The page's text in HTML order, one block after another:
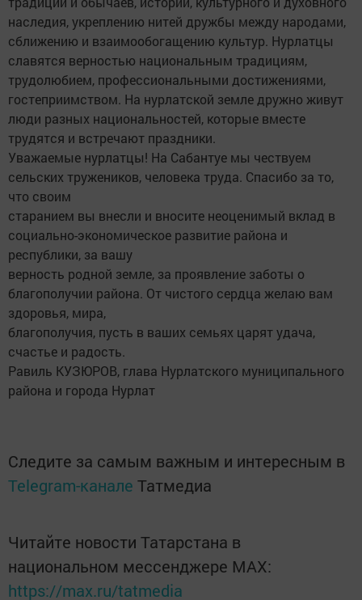
наследия, укреплению нитей дружбы между народами,
сближению и взаимообогащению культур. Нурлатцы
славятся верностью национальным традициям,
трудолюбием, профессиональными достижениями,
гостеприимством. На нурлатской земле дружно живут
люди разных национальностей, которые вместе
трудятся и встречают праздники.
Уважаемые нурлатцы! На Сабантуе мы чествуем
сельских тружеников, человека труда. Спасибо за то,
что своим
старанием вы внесли и вносите неоценимый вклад в
социально-экономическое развитие района и
республики, за вашу
верность родной земле, за проявление заботы о
благополучии района. От чистого сердца желаю вам
здоровья, мира,
благополучия, пусть в ваших семьях царят удача,
счастье и радость.
Равиль КУЗЮРОВ, глава Нурлатского муниципального
района и города Нурлат
Следите за самым важным и интересным в
Telegram-канале Татмедиа
Читайте новости Татарстана в
национальном мессенджере MАХ:
https://max.ru/tatmedia